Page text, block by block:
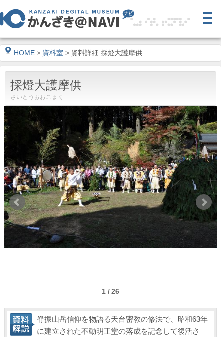
HOME > 資料室 > 資料詳細 採燈大護摩供
採燈大護摩供
さいとうおおごまく
1 / 26
脊振山岳信仰を物語る天台密教の修法で、昭和63年
に建立された不動明王堂の落成を記念して復活さ